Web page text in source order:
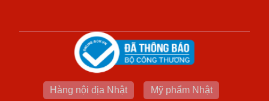
Hàng nội địa Nhật Mỹ phẩm Nhật